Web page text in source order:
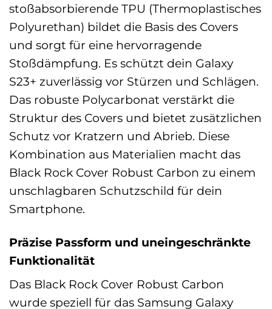
stoßabsorbierende TPU (Thermoplastisches
Polyurethan) bildet die Basis des Covers
und sorgt für eine hervorragende
Stoßdämpfung. Es schützt dein Galaxy
S23+ zuverlässig vor Stürzen und Schlägen.
Das robuste Polycarbonat verstärkt die
Struktur des Covers und bietet zusätzlichen
Schutz vor Kratzern und Abrieb. Diese
Kombination aus Materialien macht das
Black Rock Cover Robust Carbon zu einem
unschlagbaren Schutzschild für dein
Smartphone.
Präzise Passform und uneingeschränkte
Funktionalität
Das Black Rock Cover Robust Carbon
wurde speziell für das Samsung Galaxy